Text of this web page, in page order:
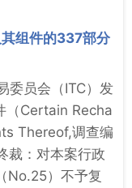
组件的337部分
委员会（ITC）发
（Certain Recha
Thereof,调查编
裁：对本案行政
No.25）不予复